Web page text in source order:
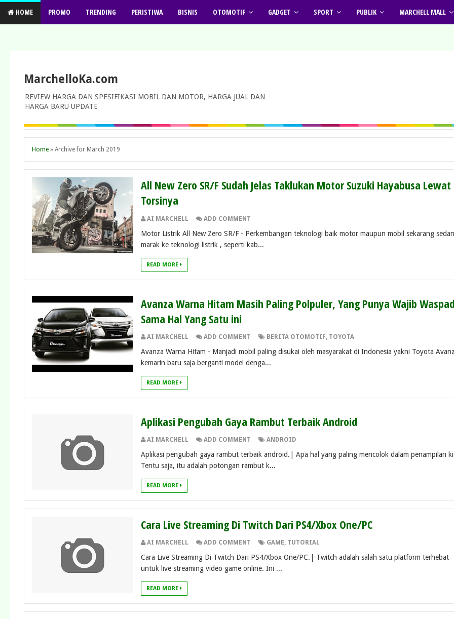
HOME PROMO TRENDING PERISTIWA BISNIS OTOMOTIF GADGET SPORT PUBLIK MARCHELL MALL
MarchelloKa.com
REVIEW HARGA DAN SPESIFIKASI MOBIL DAN MOTOR, HARGA JUAL DAN
HARGA BARU UPDATE
Home » Archive for March 2019
All New Zero SR/F Sudah Jelas Taklukan Motor Suzuki Hayabusa Lewat
Torsinya
AI MARCHELL ADD COMMENT
Motor Listrik All New Zero SR/F - Perkembangan teknologi baik motor maupun mobil sekarang
marak ke teknologi listrik , seperti kab...
READ MORE
Avanza Warna Hitam Masih Paling Polpuler, Yang Punya Wajib
Sama Hal Yang Satu ini
AI MARCHELL ADD COMMENT BERITA OTOMOTIF, TOYOTA
Avanza Warna Hitam - Manjadi mobil paling disukai oleh masyarakat di Indonesia yakni Toyota
kemarin baru saja berganti model denga...
READ MORE
Aplikasi Pengubah Gaya Rambut Terbaik Android
AI MARCHELL ADD COMMENT ANDROID
Aplikasi pengubah gaya rambut terbaik android.| Apa hal yang paling mencolok dalam penampilan
Tentu saja, itu adalah potongan rambut k...
READ MORE
Cara Live Streaming Di Twitch Dari PS4/Xbox One/PC
AI MARCHELL ADD COMMENT GAME, TUTORIAL
Cara Live Streaming Di Twitch Dari PS4/Xbox One/PC.| Twitch adalah salah satu platform terhebat
untuk live streaming video game online. Ini ...
READ MORE